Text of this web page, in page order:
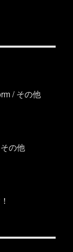
/ その他
の他